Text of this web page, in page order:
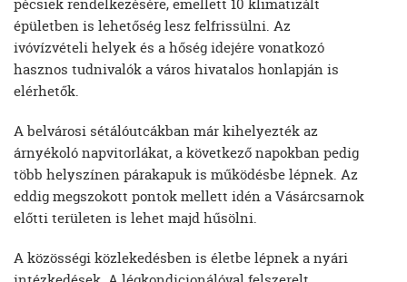
pécsiek rendelkezésére, emellett 10 klimatizált
épületben is lehetőség lesz felfrissülni. Az
ivóvízvételi helyek és a hőség idejére vonatkozó
hasznos tudnivalók a város hivatalos honlapján is
elérhetők.
A belvárosi sétálóutcákban már kihelyezték az
árnyékoló napvitorlákat, a következő napokban pedig
több helyszínen párakapuk is működésbe lépnek. Az
eddig megszokott pontok mellett idén a Vásárcsarnok
előtti területen is lehet majd hűsölni.
A közösségi közlekedésben is életbe lépnek a nyári